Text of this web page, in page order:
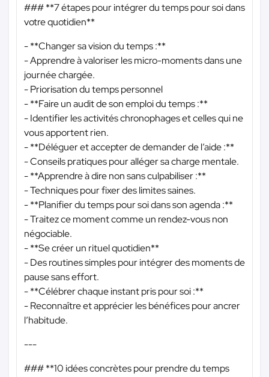
### **7 étapes pour intégrer du temps pour soi dans
votre quotidien**
- **Changer sa vision du temps :**
- Apprendre à valoriser les micro-moments dans une
journée chargée.
- Priorisation du temps personnel
- **Faire un audit de son emploi du temps :**
- Identifier les activités chronophages et celles qui ne
vous apportent rien.
- **Déléguer et accepter de demander de l’aide :**
- Conseils pratiques pour alléger sa charge mentale.
- **Apprendre à dire non sans culpabiliser :**
- Techniques pour fixer des limites saines.
- **Planifier du temps pour soi dans son agenda :**
- Traitez ce moment comme un rendez-vous non
négociable.
- **Se créer un rituel quotidien**
- Des routines simples pour intégrer des moments de
pause sans effort.
- **Célébrer chaque instant pris pour soi :**
- Reconnaître et apprécier les bénéfices pour ancrer
l’habitude.
---
### **10 idées concrètes pour prendre du temps